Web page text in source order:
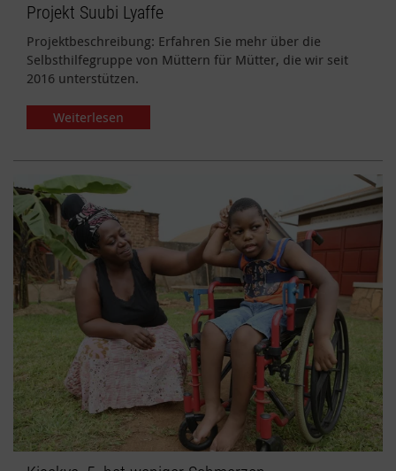
Projekt Suubi Lyaffe
Projektbeschreibung: Erfahren Sie mehr über die
Selbsthilfegruppe von Müttern für Mütter, die wir seit
2016 unterstützen.
Weiterlesen